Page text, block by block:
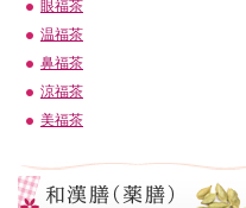
眼福茶
温福茶
鼻福茶
涼福茶
美福茶